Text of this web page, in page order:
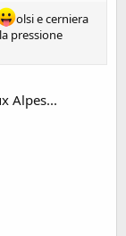
olsi e cerniera
pressione
Alpes...